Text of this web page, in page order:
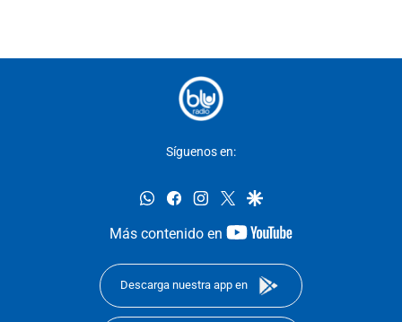
Síguenos en:
whatsappfacebookinstagram
twittergoogle
Más contenido en
youtube-
Descarga nuestra app en